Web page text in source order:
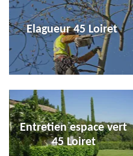
Elagueur 45 Loiret
Entretien espace vert
45 Loiret